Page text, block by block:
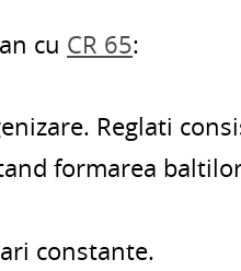
cu CR 65:
Reglati
formarea
constante.